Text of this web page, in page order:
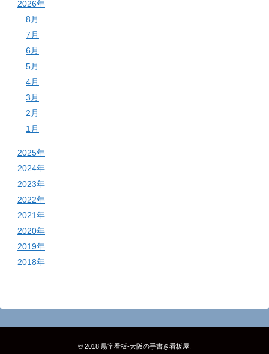
2026年
8月
7月
6月
5月
4月
3月
2月
1月
2025年
2024年
2023年
2022年
2021年
2020年
2019年
2018年
© 2018 黒字看板‐大阪の手書き看板屋